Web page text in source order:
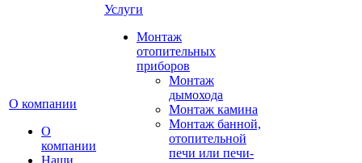
О компании
О
компании
Наши
Услуги
Монтаж
отопительных
приборов
Монтаж
дымохода
Монтаж камина
Монтаж банной,
отопительной
печи или печи-